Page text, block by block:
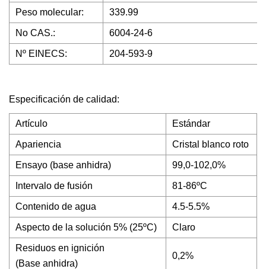
Peso molecular: 339.99
No CAS.: 6004-24-6
Nº EINECS: 204-593-9
Especificación de calidad:
Artículo Estándar
Apariencia Cristal blanco roto
Ensayo (base anhidra) 99,0-102,0%
Intervalo de fusión 81-86ºC
Contenido de agua 4.5-5.5%
Aspecto de la solución 5% (25ºC) Claro
Residuos en ignición
(Base anhidra)
0,2%